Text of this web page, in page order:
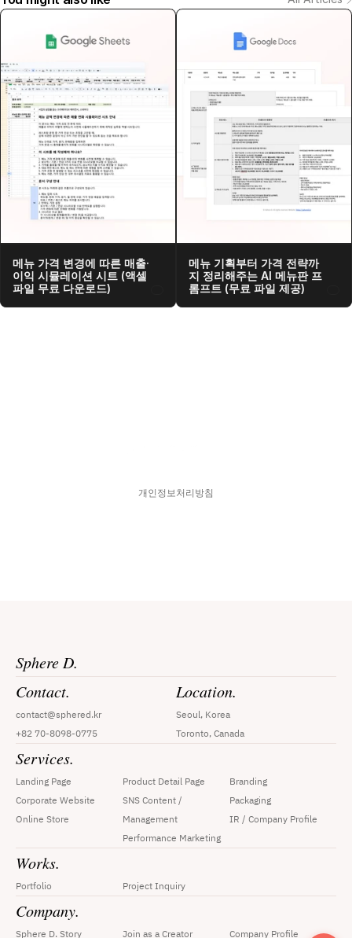
메뉴 가격 변경에 따른 매출·
이익 시뮬레이션 시트 (액셀
파일 무료 다운로드)
메뉴 기획부터 가격 전략까
지 정리해주는 AI 메뉴판 프
롬프트 (무료 파일 제공)
개인정보처리방침
Sphere D.
Contact.
contact@sphered.kr
+82 70-8098-0775
Location.
Seoul, Korea
Toronto, Canada
Services.
Branding
Packaging
IR / Company Profile
Landing Page
Corporate Website
Online Store
Product Detail Page
SNS Content /
Management
Performance Marketing
Works.
Portfolio Project Inquiry
Company.
Sphere D. Story Join as a Creator Company Profile